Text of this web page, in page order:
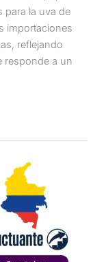
para la uva de
importaciones
reflejando
responde a un